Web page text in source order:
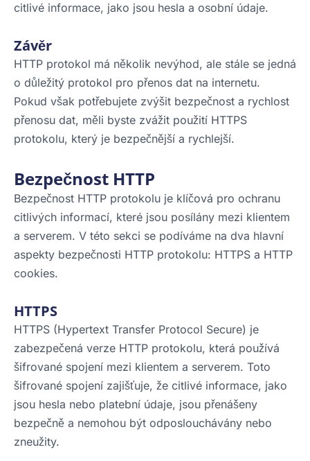
citlivé informace, jako jsou hesla a osobní údaje.
Závěr
HTTP protokol má několik nevýhod, ale stále se jedná
o důležitý protokol pro přenos dat na internetu.
Pokud však potřebujete zvýšit bezpečnost a rychlost
přenosu dat, měli byste zvážit použití HTTPS
protokolu, který je bezpečnější a rychlejší.
Bezpečnost HTTP
Bezpečnost HTTP protokolu je klíčová pro ochranu
citlivých informací, které jsou posílány mezi klientem
a serverem. V této sekci se podíváme na dva hlavní
aspekty bezpečnosti HTTP protokolu: HTTPS a HTTP
cookies.
HTTPS
HTTPS (Hypertext Transfer Protocol Secure) je
zabezpečená verze HTTP protokolu, která používá
šifrované spojení mezi klientem a serverem. Toto
šifrované spojení zajišťuje, že citlivé informace, jako
jsou hesla nebo platební údaje, jsou přenášeny
bezpečně a nemohou být odposlouchávány nebo
zneužity.